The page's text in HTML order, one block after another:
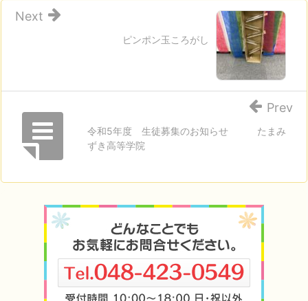
ピンポン玉ころがし
Next
令和5年度 生徒募集のお知らせ たまみ
ずき高等学院
Prev